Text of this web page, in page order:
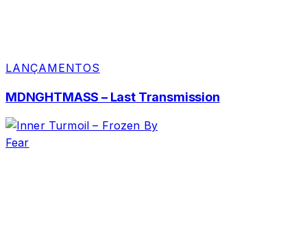
LANÇAMENTOS
MDNGHTMASS – Last Transmission